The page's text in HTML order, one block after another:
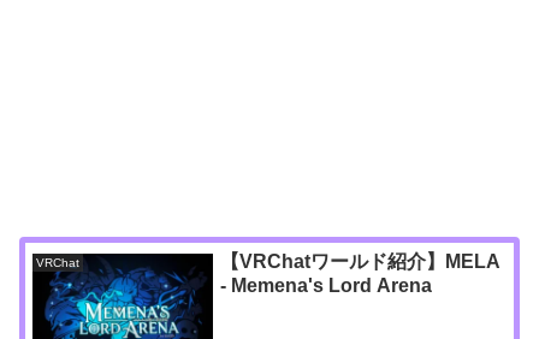
VRChat
【VRChatワールド紹介】MELA
- Memena's Lord Arena